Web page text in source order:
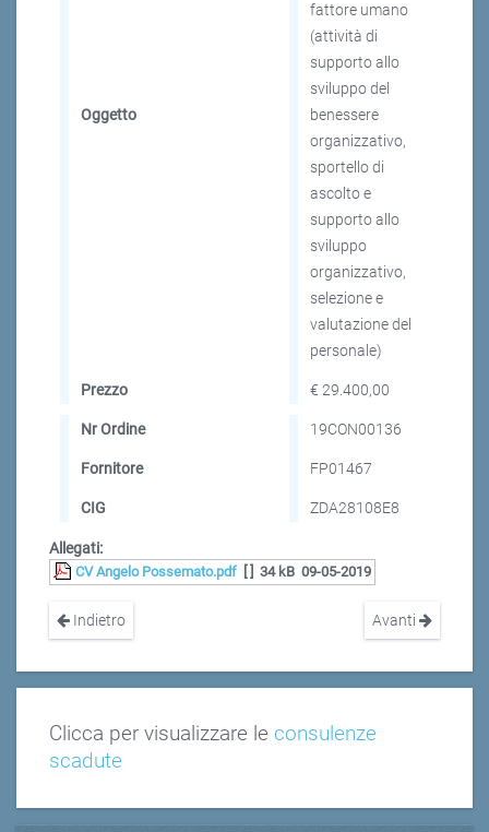
Oggetto
fattore umano
(attività di
supporto allo
sviluppo del
benessere
organizzativo,
sportello di
ascolto e
supporto allo
sviluppo
organizzativo,
selezione e
valutazione del
personale)
Prezzo € 29.400,00
Nr Ordine 19CON00136
Fornitore FP01467
CIG ZDA28108E8
Allegati:
CV Angelo Possemato.pdf 34 kB 09-05-2019
Indietro Avanti
Clicca per visualizzare le consulenze
scadute